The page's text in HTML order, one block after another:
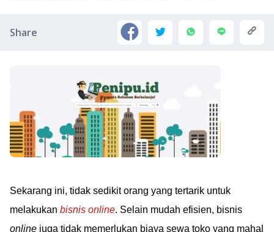
Share
Sekarang ini, tidak sedikit orang yang tertarik untuk
melakukan bisnis online. Selain mudah efisien, bisnis
online juga tidak memerlukan biaya sewa toko yang mahal